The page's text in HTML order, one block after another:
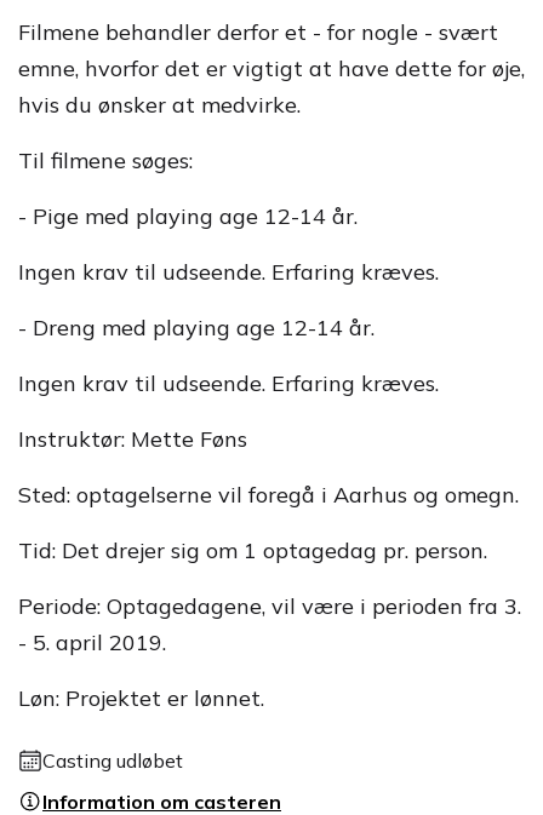
Filmene behandler derfor et - for nogle - svært
emne, hvorfor det er vigtigt at have dette for øje,
hvis du ønsker at medvirke.
Til filmene søges:
- Pige med playing age 12-14 år.
Ingen krav til udseende. Erfaring kræves.
- Dreng med playing age 12-14 år.
Ingen krav til udseende. Erfaring kræves.
Instruktør: Mette Føns
Sted: optagelserne vil foregå i Aarhus og omegn.
Tid: Det drejer sig om 1 optagedag pr. person.
Periode: Optagedagene, vil være i perioden fra 3.
- 5. april 2019.
Løn: Projektet er lønnet.
Casting udløbet
Information om casteren